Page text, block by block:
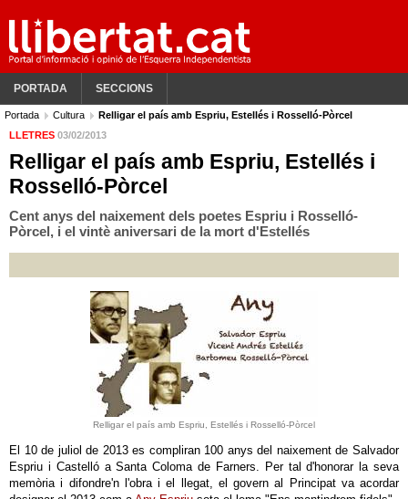
PORTADA SECCIONS
Portada Cultura
Relligar el país amb Espriu, Estellés i Rosselló-Pòrcel
LLETRES 03/02/2013
Relligar el país amb Espriu, Estellés i
Rosselló-Pòrcel
Cent anys del naixement dels poetes Espriu i Rosselló-
Pòrcel, i el vintè aniversari de la mort d'Estellés
Relligar el país amb Espriu, Estellés i Rosselló-Pòrcel
El 10 de juliol de 2013 es compliran 100 anys del naixement de Salvador
Espriu i Castelló a Santa Coloma de Farners. Per tal d'honorar la seva
memòria i difondre'n l'obra i el llegat, el govern al Principat va acordar